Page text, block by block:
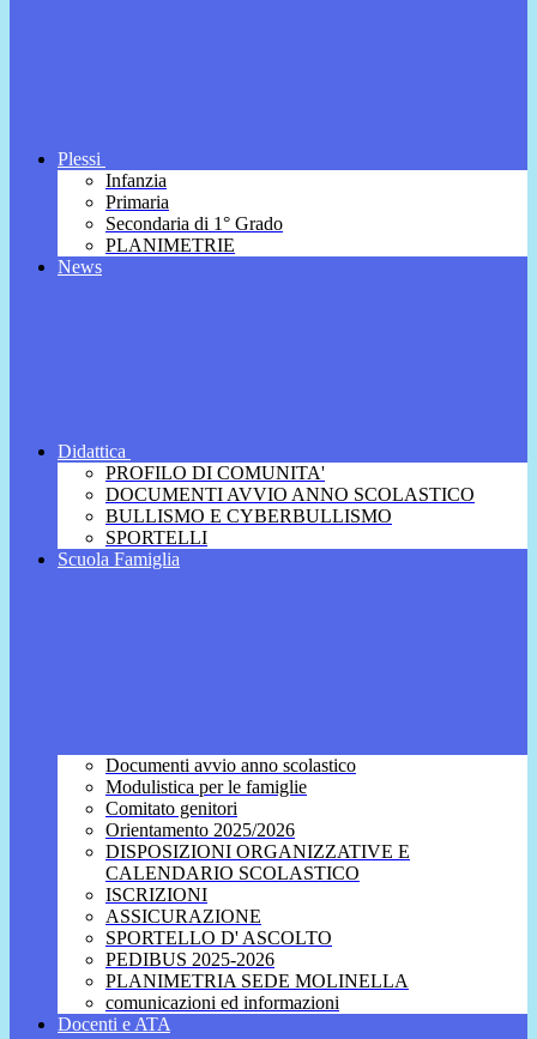
Plessi
Infanzia
Primaria
Secondaria di 1° Grado
PLANIMETRIE
News
Didattica
PROFILO DI COMUNITA'
DOCUMENTI AVVIO ANNO SCOLASTICO
BULLISMO E CYBERBULLISMO
SPORTELLI
Scuola Famiglia
Documenti avvio anno scolastico
Modulistica per le famiglie
Comitato genitori
Orientamento 2025/2026
DISPOSIZIONI ORGANIZZATIVE E
CALENDARIO SCOLASTICO
ISCRIZIONI
ASSICURAZIONE
SPORTELLO D' ASCOLTO
PEDIBUS 2025-2026
PLANIMETRIA SEDE MOLINELLA
comunicazioni ed informazioni
Docenti e ATA